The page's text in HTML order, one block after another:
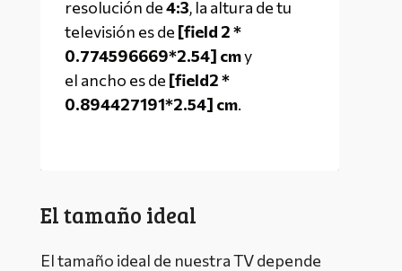
resolución de 4:3, la altura de tu
televisión es de [field 2 *
0.774596669*2.54] cm y
el ancho es de [field2 *
0.894427191*2.54] cm.
El tamaño ideal
El tamaño ideal de nuestra TV depende